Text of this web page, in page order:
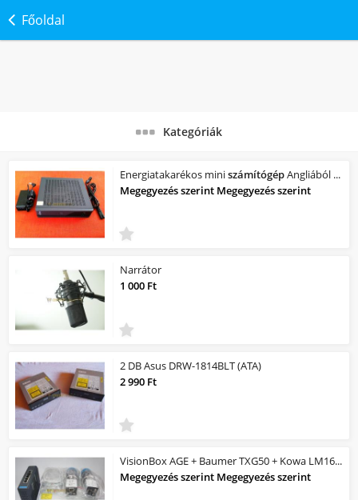
Főoldal
Kategóriák
Energiatakarékos miniszámítógépAngliából eladó
Megegyezés szerint Megegyezés szerint
Narrátor
1 000 Ft
2 DB Asus DRW-1814BLT (ATA)
2 990 Ft
VisionBox AGE + Baumer TXG50 + Kowa LM16HC-SW +Advantech EKI-2725
Megegyezés szerint Megegyezés szerint